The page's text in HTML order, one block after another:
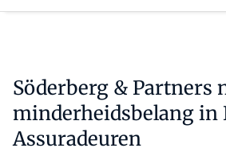
Söderberg & Partners
minderheidsbelang in
Assuradeuren